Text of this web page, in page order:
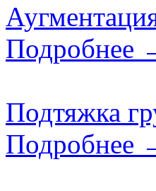
Подробнее
Подтяжка
Подробнее